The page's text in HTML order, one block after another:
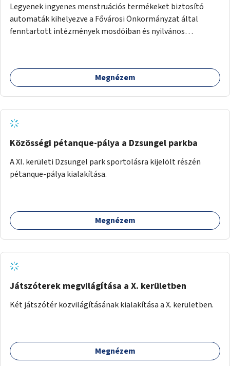
Legyenek ingyenes menstruációs termékeket biztosító
automaták kihelyezve a Fővárosi Önkormányzat által
fenntartott intézmények mosdóiban és nyilvános
Megnézem
Közösségi pétanque-pálya a Dzsungel parkba
A XI. kerületi Dzsungel park sportolásra kijelölt részén
pétanque-pálya kialakítása.
Megnézem
Játszóterek megvilágítása a X. kerületben
Két játszótér közvilágításának kialakítása a X. kerületben.
Megnézem